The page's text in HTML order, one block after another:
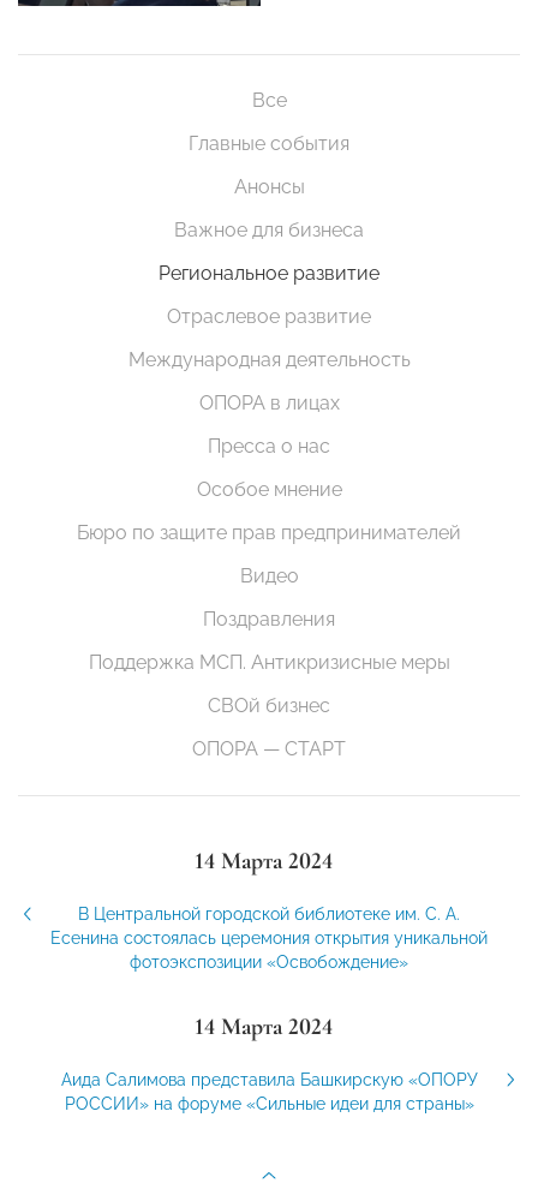
Все
Главные события
Анонсы
Важное для бизнеса
Региональное развитие
Отраслевое развитие
Международная деятельность
ОПОРА в лицах
Пресса о нас
Особое мнение
Бюро по защите прав предпринимателей
Видео
Поздравления
Поддержка МСП. Антикризисные меры
СВОй бизнес
ОПОРА — СТАРТ
14 Марта 2024
В Центральной городской библиотеке им. С. А.
Есенина состоялась церемония открытия уникальной
фотоэкспозиции «Освобождение»
14 Марта 2024
Аида Салимова представила Башкирскую «ОПОРУ
РОССИИ» на форуме «Сильные идеи для страны»